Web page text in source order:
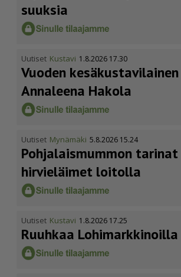
suuksia
Uutiset Kustavi 1.8.2026 17.30
Vuoden
Annaleena Hakola
Uutiset Mynämäki 5.8.2026 15.24
Pohja­lais­mummon
hirvieläimet loitolla
Uutiset Kustavi 1.8.2026 17.25
Ruuhkaa Lohimark­ki­noilla